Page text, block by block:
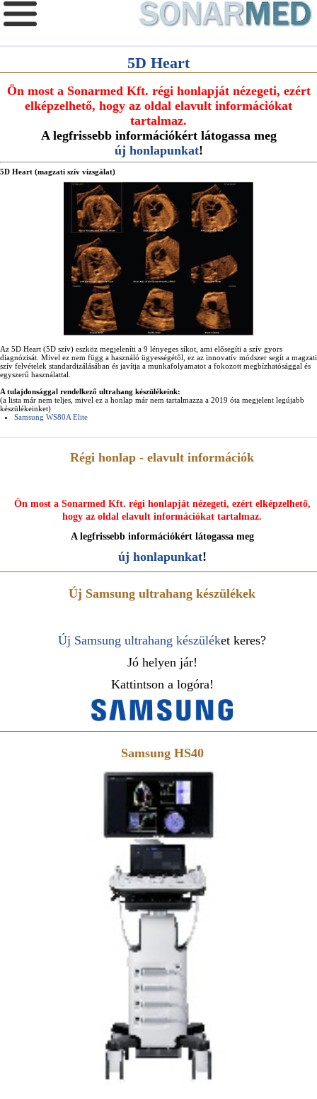
5D Heart
Ön most a Sonarmed Kft. régi honlapját nézegeti, ezért
elképzelhető, hogy az oldal elavult információkat
tartalmaz.
A legfrissebb információkért látogassa meg
új honlapunkat!
5D Heart (magzati szív vizsgálat)
Az 5D Heart (5D szív) eszköz megjeleníti a 9 lényeges síkot, ami elősegíti a szív gyors
diagnózisát. Mivel ez nem függ a használó ügyességétől, ez az innovatív módszer segít a magzati
szív felvételek standardizálásában és javítja a munkafolyamatot a fokozott megbízhatósággal és
egyszerű használattal.
A tulajdonsággal rendelkező ultrahang készülékeink:
(a lista már nem teljes, mivel ez a honlap már nem tartalmazza a 2019 óta megjelent legújabb
készülékeinket)
Samsung WS80A Elite
Régi honlap - elavult információk
Ön most a Sonarmed Kft. régi honlapját nézegeti, ezért elképzelhető,
hogy az oldal elavult információkat tartalmaz.
A legfrissebb információkért látogassa meg
új honlapunkat!
Új Samsung ultrahang készülékek
Új Samsung ultrahang készüléket keres?
Jó helyen jár!
Kattintson a logóra!
Samsung HS40